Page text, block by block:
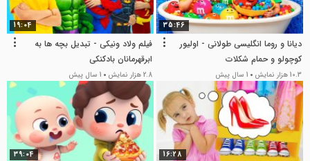
35:46
دیانا و روما انگلیسی طولانی - اولیور
کوچولو و حمام شکلات
10.3 هزار نمایش 1 سال پیش
19:04
فیلم ولاد ونیکی - تبدیل بچه ها به
ابرقهرمانان بادکنکی
2.8 هزار نمایش 1 سال پیش
16:28
39:04